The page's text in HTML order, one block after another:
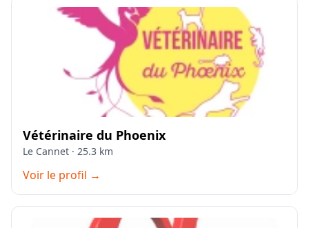
Vétérinaire du Phoenix
Le Cannet · 25.3 km
Voir le profil →